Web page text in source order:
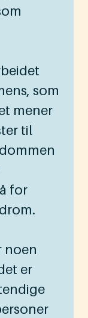
som
mener
til
for
noen
er